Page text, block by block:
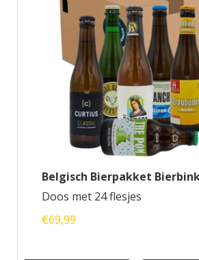
Belgisch Bierpakket
Doos met 24 flesjes
€69,99